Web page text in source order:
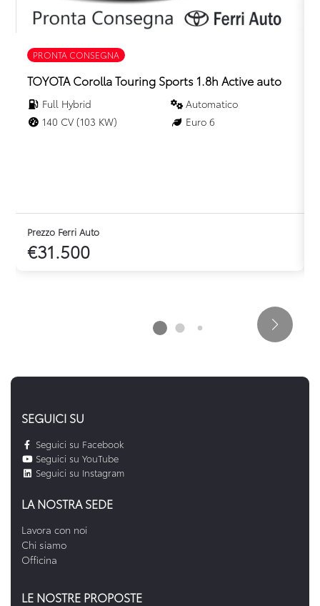
Telecamera posteriore
Volante multifunzionale
Volante regolabile
PRONTA CONSEGNA
TOYOTA Corolla Touring Sports 1.8h Active auto
Full Hybrid
Automatico
140 CV (103 KW)
Euro 6
Prezzo Ferri Auto
€31.500
SEGUICI SU
Seguici su Facebook
Seguici su YouTube
Seguici su Instagram
LA NOSTRA SEDE
Lavora con noi
Chi siamo
Officina
LE NOSTRE PROPOSTE